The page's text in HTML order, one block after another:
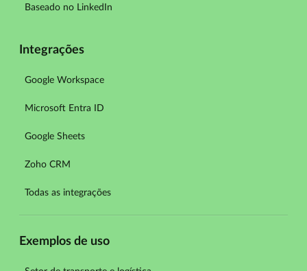
Baseado no LinkedIn
Integrações
Google Workspace
Microsoft Entra ID
Google Sheets
Zoho CRM
Todas as integrações
Exemplos de uso